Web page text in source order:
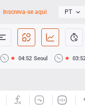
Inscreva-se aqui PT
04:52 Seoul